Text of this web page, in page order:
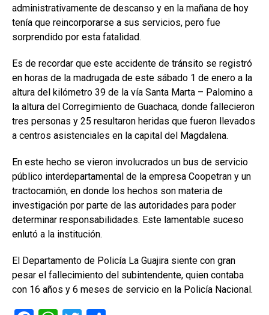
administrativamente de descanso y en la mañana de hoy
tenía que reincorporarse a sus servicios, pero fue
sorprendido por esta fatalidad.
Es de recordar que este accidente de tránsito se registró
en horas de la madrugada de este sábado 1 de enero a la
altura del kilómetro 39 de la vía Santa Marta – Palomino a
la altura del Corregimiento de Guachaca, donde fallecieron
tres personas y 25 resultaron heridas que fueron llevados
a centros asistenciales en la capital del Magdalena.
En este hecho se vieron involucrados un bus de servicio
público interdepartamental de la empresa Coopetran y un
tractocamión, en donde los hechos son materia de
investigación por parte de las autoridades para poder
determinar responsabilidades. Este lamentable suceso
enlutó a la institución.
El Departamento de Policía La Guajira siente con gran
pesar el fallecimiento del subintendente, quien contaba
con 16 años y 6 meses de servicio en la Policía Nacional.